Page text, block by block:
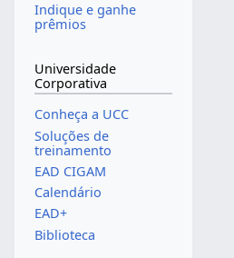
Indique e ganhe
prêmios
Universidade
Corporativa
Conheça a UCC
Soluções de
treinamento
EAD CIGAM
Calendário
EAD+
Biblioteca